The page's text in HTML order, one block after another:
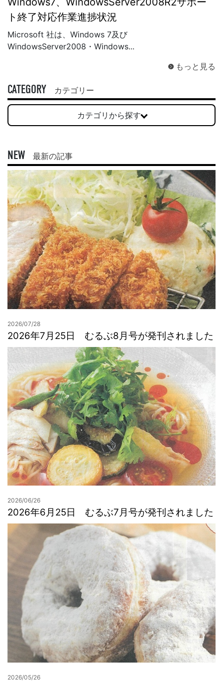
ト終了対応作業進捗状況
Microsoft 社は、Windows 7及び
WindowsServer2008・Windows...
もっと見る
CATEGORY カテゴリー
カテゴリから探す
NEW 最新の記事
2026/07/28
2026年7月25日 むるぶ8月号が発刊されました
2026/06/26
2026年6月25日 むるぶ7月号が発刊されました
2026/05/26